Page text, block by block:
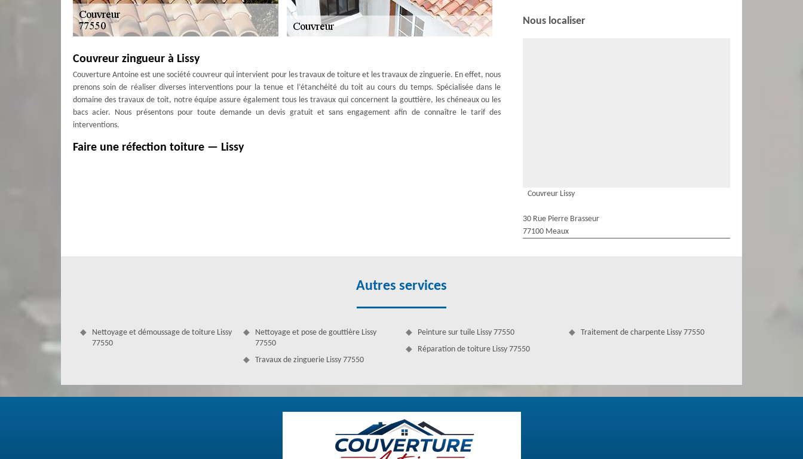
Couvreur zingueur à Lissy
Couverture Antoine est une société couvreur qui intervient pour les travaux de toiture et les travaux de zinguerie. En effet, nous
prenons soin de réaliser diverses interventions pour la tenue et l’étanchéité du toit au cours du temps. Spécialisée dans le
domaine des travaux de toit, notre équipe assure également tous les travaux qui concernent la gouttière, les chéneaux ou les
bacs acier. Nous présentons pour toute demande un devis gratuit et sans engagement afin de connaître le tarif des
interventions.
Faire une réfection toiture — Lissy
Couverture Antoine est un professionnel artisan qui intervient sur 77550 et ses différentes villes pour des interventions en
travaux de toiture. En effet, nous nous occupons de réaliser la réparation de toiture, le nettoyage de toiture, la rénovation de
toiture, etc. Pour un devis gratuit couverture, il suffit de nous faire parvenir votre demande de devis couverture pour connaître
le coût des travaux dont vous avez besoin. Grâce à un entretien efficace, notre équipe assure l’étanchéité toiture au cours du
Nous localiser
Couvreur Lissy
30 Rue Pierre Brasseur
77100 Meaux
Autres services
Nettoyage et démoussage de toiture Lissy
77550
Nettoyage et pose de gouttière Lissy
77550
Travaux de zinguerie Lissy 77550
Peinture sur tuile Lissy 77550
Réparation de toiture Lissy 77550
Traitement de charpente Lissy 77550